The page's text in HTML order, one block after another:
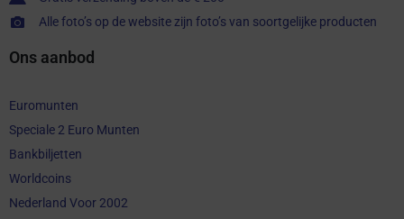
Alle foto’s op de website zijn foto’s van soortgelijke producten
Ons aanbod
Euromunten
Speciale 2 Euro Munten
Bankbiljetten
Worldcoins
Nederland Voor 2002